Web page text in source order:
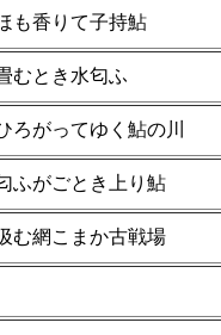
も香りて子持鮎
むとき水匂ふ
ろがってゆく鮎の川
ふがごとき上り鮎
む網こまか古戦場